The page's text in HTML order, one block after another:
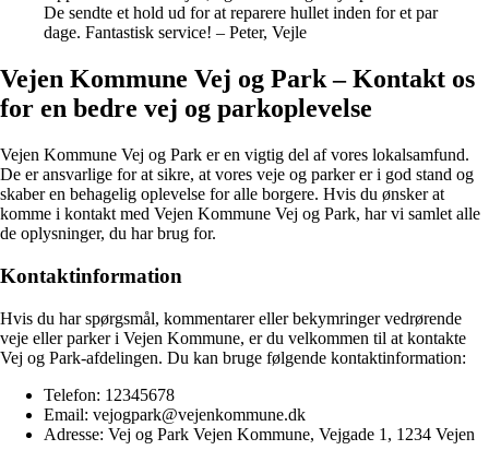
De sendte et hold ud for at reparere hullet inden for et par
dage. Fantastisk service! – Peter, Vejle
Vejen Kommune Vej og Park – Kontakt os
for en bedre vej og parkoplevelse
Vejen Kommune Vej og Park er en vigtig del af vores lokalsamfund.
De er ansvarlige for at sikre, at vores veje og parker er i god stand og
skaber en behagelig oplevelse for alle borgere. Hvis du ønsker at
komme i kontakt med Vejen Kommune Vej og Park, har vi samlet alle
de oplysninger, du har brug for.
Kontaktinformation
Hvis du har spørgsmål, kommentarer eller bekymringer vedrørende
veje eller parker i Vejen Kommune, er du velkommen til at kontakte
Vej og Park-afdelingen. Du kan bruge følgende kontaktinformation:
Telefon: 12345678
Email: vejogpark@vejenkommune.dk
Adresse: Vej og Park Vejen Kommune, Vejgade 1, 1234 Vejen